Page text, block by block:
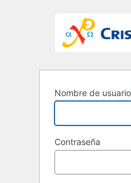
Nombre de
Contraseña